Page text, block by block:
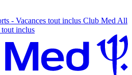
- Vacances tout inclus Club Med All
tout inclus